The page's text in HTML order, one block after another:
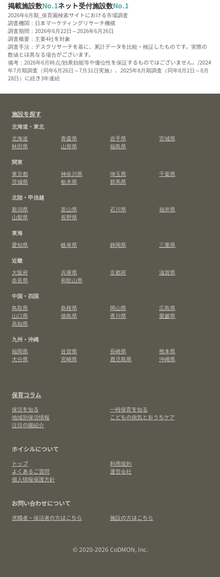
掲載施設数No.1ネット受付施設数No.1
2026年6月期_保育園検索サイトにおける市場調査
調査機関：日本マーケティングリサーチ機構
調査期間：2026年6月22日～2026年6月26日
調査概要：主要4社を対象
調査手法：デスクリサーチを基に、累計データを比較・検証したものです。実際の
数値とは異なる場合がございます。
備考：2026年6月時点/効果効能等や優位性を保証するものではございません。/2024
年7月期調査（同年6月26日～7月31日実施）、2025年8月期調査（同年8月1日～8月
28日）に続き3年連続
施設を探す
北海道・東北
北海道
青森県 岩手県
宮城県
秋田県
山形県
福島県
関東
東京都
神奈川県 埼玉県
千葉県
茨城県
栃木県
群馬県
北陸・甲信越
新潟県
富山県 石川県
福井県
山梨県
長野県
東海
愛知県
岐阜県 静岡県
三重県
近畿
大阪府
兵庫県 京都府
滋賀県
奈良県
和歌山県
中国・四国
鳥取県
島根県 岡山県
広島県
山口県
徳島県 香川県
愛媛県
高知県
九州・沖縄
福岡県
佐賀県 長崎県
熊本県
大分県
宮崎県 鹿児島県 沖縄県
保育コラム
保活を知る
一時保育を知る
地域別保活情報
こどもの病気とおうちケア
注目の園紹介
ホイシルについて
トップ
利用規約
よくあるご質問
運営会社
個人情報保護方針
お問い合わせについて
求職者・保活者の方はこちら 施設の方はこちら
© 2020-2026 CoDMON, Inc.